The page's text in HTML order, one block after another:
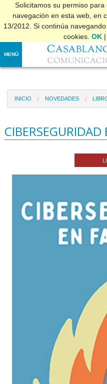
Solicitamos su permiso
navegación en esta web, en
13/2012. Si continúa
cookies. OK |
MENÚ
INICIO NOVEDADES